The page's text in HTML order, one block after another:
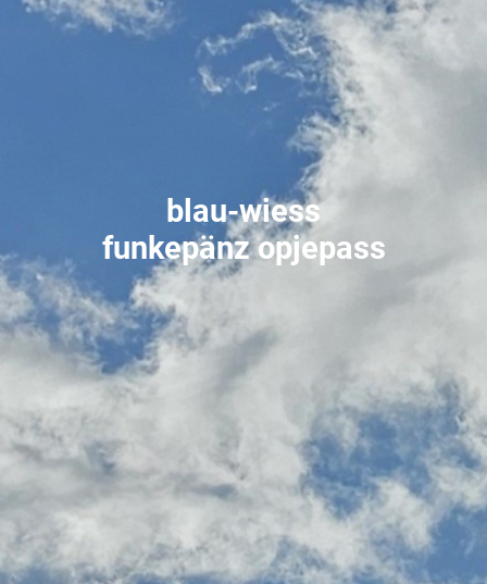
blau-wiess
funkepänz opjepass